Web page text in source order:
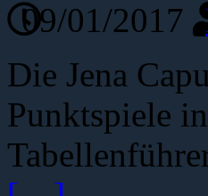
09/01/2017
Die Jena
Punktspiele